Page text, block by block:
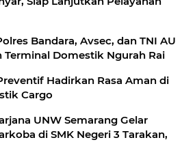
Bandara, Avsec, dan TNI AU
Terminal Domestik Ngurah Rai
Hadirkan Rasa Aman di
Cargo
UNW Semarang Gelar
di SMK Negeri 3 Tarakan,